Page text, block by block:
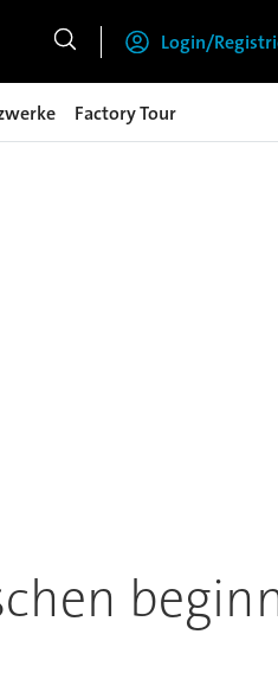
Login/
Factory Tour